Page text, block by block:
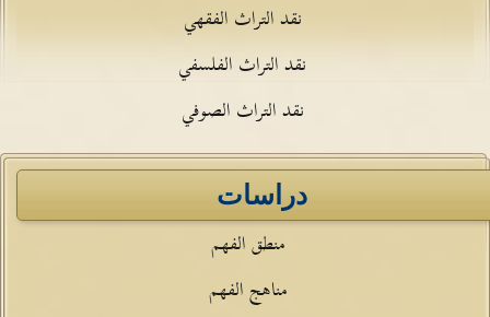
نقد التراث الفقهي
نقد التراث الفلسفي
نقد التراث الصوفي
دراسات
منطق الفهم
مناهج الفهم